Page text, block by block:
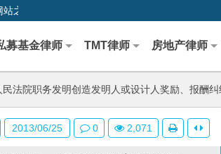
之一
募基金律师 TMT律师 房地产律师
民法院职务发明创造发明人或设计人奖励、报酬纠
2013/06/25 0 2,071